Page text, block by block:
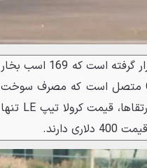
زیر کاپوت همان موتور آشنای 2 لیتری چهار سیلندر تنفس طبیعی قرار گرفته است که 169 اسب بخار
و 205 نیوتن متر گشتاور تولید می‌کند. این موتور به گیربکس CVT متصل است که مصرف سوخت
ترکیبی 6.2 لیتر در هر صد کیلومتر را ممکن می‌سازد. با وجود این ارتقاها، قیمت کرولا تیپ LE تنها